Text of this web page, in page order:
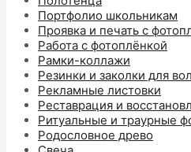
Портфолио школьникам
Проявка и печать с
Работа с фотоплёнкой
Рамки-коллажи
Резинки и заколки для
Рекламные листовки
Реставрация и
Ритуальные и траурные
Родословное древо